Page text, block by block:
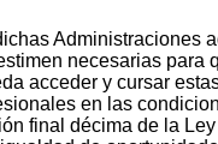
Administraciones
necesarias para
acceder y cursar
en las
final décima de la